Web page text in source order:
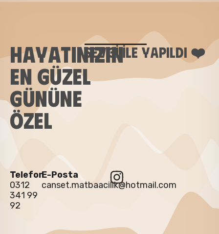
HAYATINIZIN
EN GÜZEL
GÜNÜNE
ÖZEL
SEVGI ILE YAPILDI ❤️
Telefon
0312
341 99
92
E-Posta
canset.matbaacilik@hotmail.com